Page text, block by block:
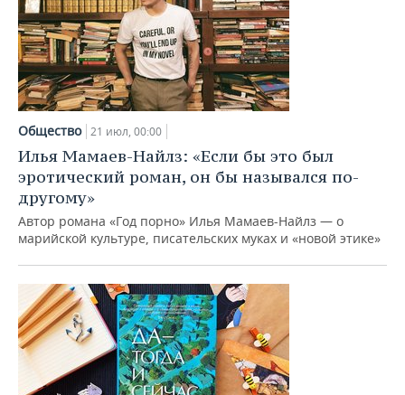
Общество 21 июл, 00:00
Илья Мамаев-Найлз: «Если бы это был
эротический роман, он бы назывался по-
другому»
Автор романа «Год порно» Илья Мамаев-Найлз — о
марийской культуре, писательских муках и «новой этике»